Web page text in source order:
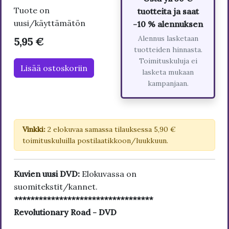
Tuote on
uusi/käyttämätön
5,95 €
Lisää ostoskoriin
tuotteita ja saat
-10 % alennuksen
Alennus lasketaan
tuotteiden hinnasta.
Toimituskuluja ei
lasketa mukaan
kampanjaan.
Vinkki: 2 elokuvaa samassa tilauksessa 5,90 €
toimituskuluilla postilaatikkoon/luukkuun.
Kuvien uusi DVD: Elokuvassa on
suomitekstit/kannet.
**********************************
Revolutionary Road - DVD